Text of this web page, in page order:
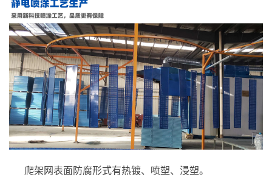
爬架网表面防腐形式有热镀、喷塑、浸塑。